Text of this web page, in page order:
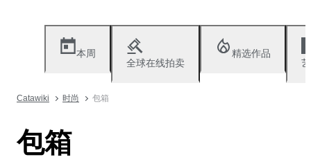
本周
全球在线拍卖
精选作品
Catawiki 时尚 包箱
包箱